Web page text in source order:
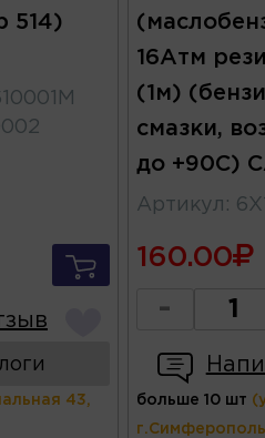
514)
43,
16Атм
(1м)
смазки,
до +90С)
Артикул :
160.00
-
больше 10 шт